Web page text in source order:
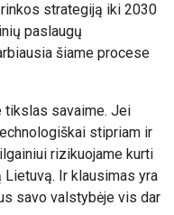
strategiją iki 2030
paslaugų
šiame procese
tikslas savaime. Jei
stipriam ir
rizikuojame kurti
Ir klausimas yra
savo valstybėje vis dar